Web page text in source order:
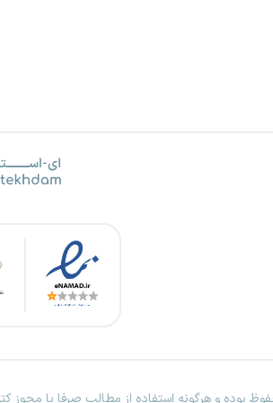
بوده و هرگونه استفاده از مطالب صرفا با مجوز